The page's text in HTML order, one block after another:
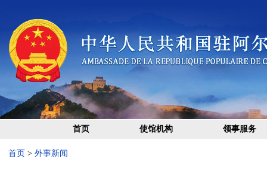
首页 使馆机构 领事服务
首页 > 外事新闻